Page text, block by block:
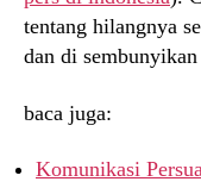
tentang hilangnya
dan di
baca juga:
Komunikasi